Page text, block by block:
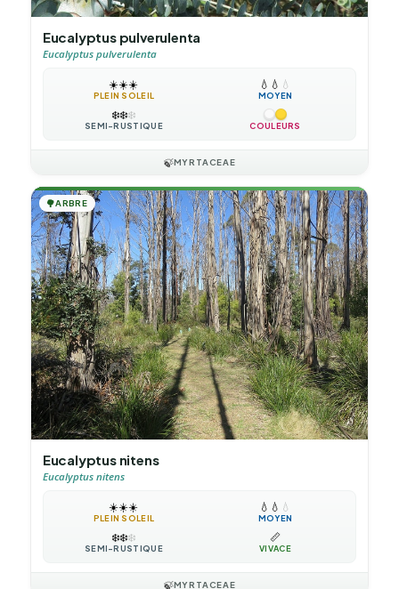
Eucalyptus pulverulenta
Eucalyptus pulverulenta
☀️☀️☀️
PLEIN SOLEIL
💧 💧 💧
MOYEN
❄️❄️❄️
SEMI-RUSTIQUE COULEURS
🍃MYRTACEAE
🌳ARBRE
Eucalyptus nitens
Eucalyptus nitens
☀️☀️☀️
PLEIN SOLEIL
💧 💧 💧
MOYEN
❄️❄️❄️
SEMI-RUSTIQUE
📏
VIVACE
🍃MYRTACEAE